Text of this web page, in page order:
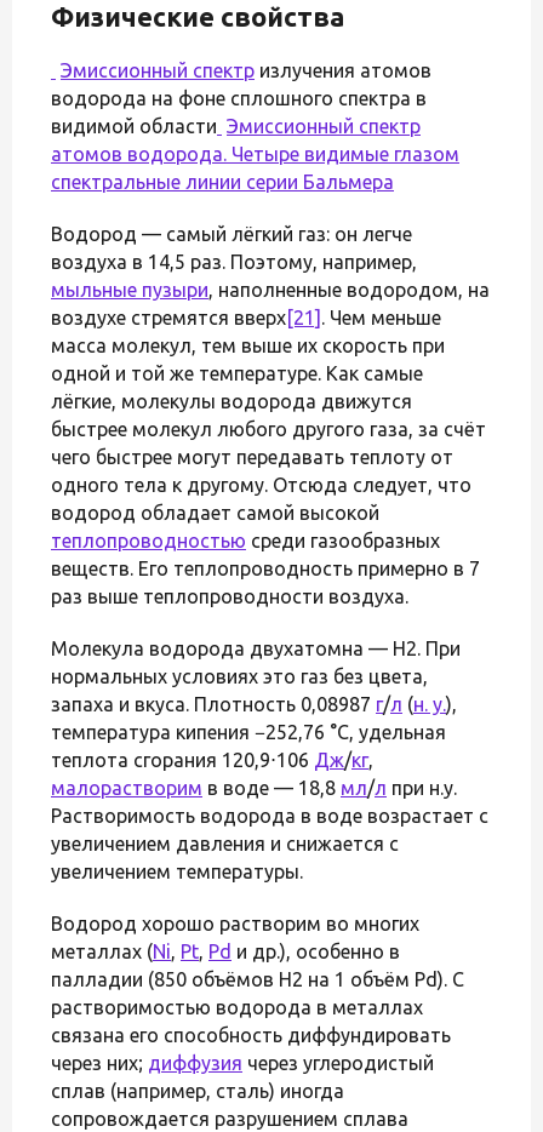
Физические свойства
Эмиссионный спектр излучения атомов
водорода на фоне сплошного спектра в
видимой области Эмиссионный спектр
атомов водорода. Четыре видимые глазом
спектральные линии серии Бальмера
Водород — самый лёгкий газ: он легче
воздуха в 14,5 раз. Поэтому, например,
мыльные пузыри, наполненные водородом, на
воздухе стремятся вверх[21] . Чем меньше
масса молекул, тем выше их скорость при
одной и той же температуре. Как самые
лёгкие, молекулы водорода движутся
быстрее молекул любого другого газа, за счёт
чего быстрее могут передавать теплоту от
одного тела к другому. Отсюда следует, что
водород обладает самой высокой
теплопроводностью среди газообразных
веществ. Его теплопроводность примерно в 7
раз выше теплопроводности воздуха.
Молекула водорода двухатомна — Н2. При
нормальных условиях это газ без цвета,
запаха и вкуса. Плотность 0,08987 г/л (н. у.),
температура кипения −252,76 °C, удельная
теплота сгорания 120,9⋅106 Дж/кг,
малорастворим в воде — 18,8 мл/л при н.у.
Растворимость водорода в воде возрастает с
увеличением давления и снижается с
увеличением температуры.
Водород хорошо растворим во многих
металлах (Ni, Pt, Pd и др.), особенно в
палладии (850 объёмов H2 на 1 объём Pd). С
растворимостью водорода в металлах
связана его способность диффундировать
через них; диффузия через углеродистый
сплав (например, сталь) иногда
сопровождается разрушением сплава